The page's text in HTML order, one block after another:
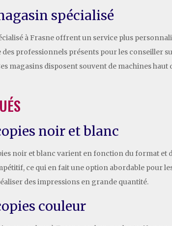
spécialisé
à Frasne offrent un service plus
professionnels présents pour les conseiller
magasins disposent souvent de machines
noir et blanc
noir et blanc varient en fonction du format et
ce qui en fait une option abordable pour
des impressions en grande quantité.
couleur